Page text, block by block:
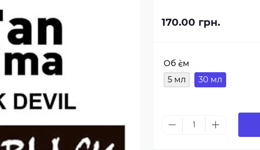
170.00 грн.
Об `єм
5 мл
30 мл